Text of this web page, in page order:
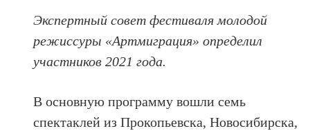
Экспертный совет фестиваля молодой
режиссуры «Артмиграция» определил
участников 2021 года.
В основную программу вошли семь
спектаклей из Прокопьевска, Новосибирска,